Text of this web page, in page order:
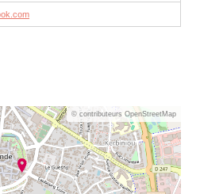
© contributeurs OpenStreetMap